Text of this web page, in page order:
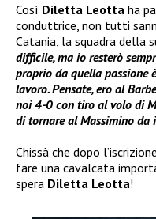
Così Diletta Leotta ha
conduttrice, non tutti
Catania, la squadra della
difficile, ma io resterò
proprio da quella passione
lavoro. Pensate, ero al
noi 4-0 con tiro al volo di
di tornare al Massimino da
Chissà che dopo
fare una cavalcata
spera Diletta Leotta!